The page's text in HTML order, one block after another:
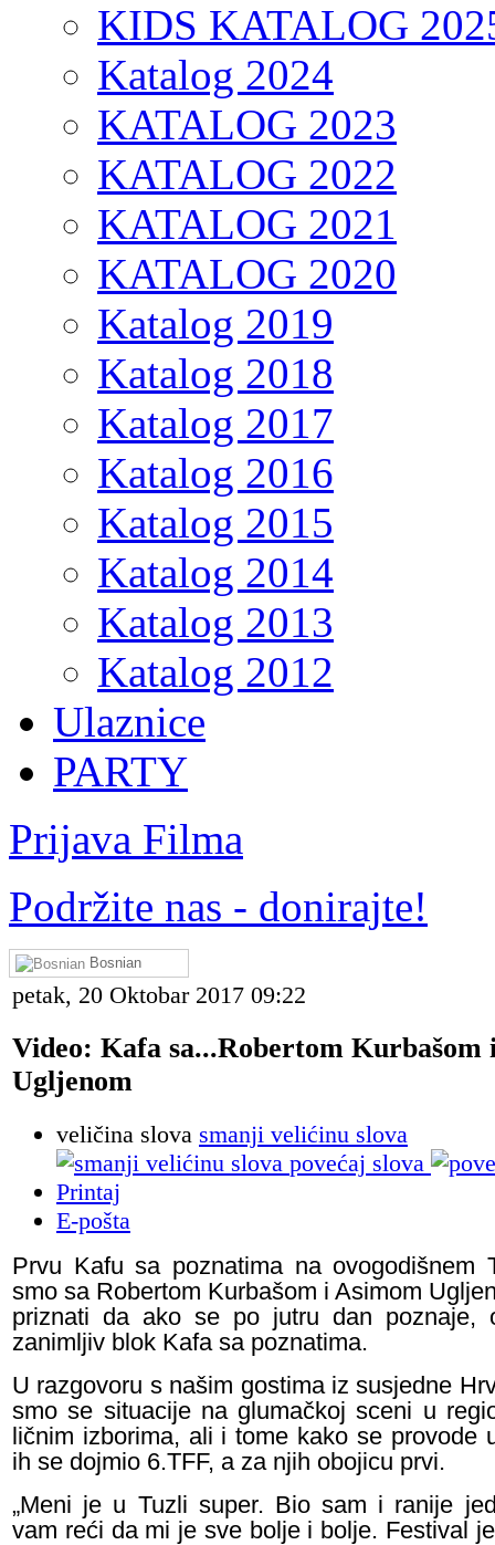
KIDS KATALOG
Katalog 2024
KATALOG 2023
KATALOG 2022
KATALOG 2021
KATALOG 2020
Katalog 2019
Katalog 2018
Katalog 2017
Katalog 2016
Katalog 2015
Katalog 2014
Katalog 2013
Katalog 2012
Ulaznice
PARTY
Prijava Filma
Podržite nas - donirajte!
Bosnian
petak, 20 Oktobar 2017 09:22
Video: Kafa sa...Robertom Kurbašom
Ugljenom
veličina slova smanji velićinu slova
povećaj slova
Printaj
E-pošta
Prvu Kafu sa poznatima na ovogodišnem
smo sa Robertom Kurbašom i Asimom
priznati da ako se po jutru dan poznaje,
zanimljiv blok Kafa sa poznatima.
U razgovoru s našim gostima iz susjedne
smo se situacije na glumačkoj sceni u
ličnim izborima, ali i tome kako se provode
ih se dojmio 6.TFF, a za njih obojicu prvi.
„Meni je u Tuzli super. Bio sam i ranije
vam reći da mi je sve bolje i bolje. Festival